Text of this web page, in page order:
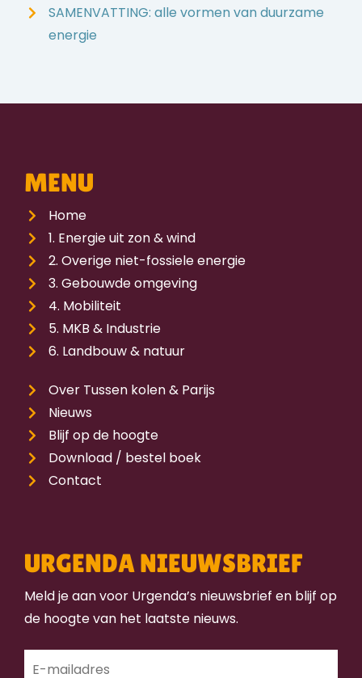
SAMENVATTING: alle vormen van duurzame
energie
MENU
Home
1. Energie uit zon & wind
2. Overige niet-fossiele energie
3. Gebouwde omgeving
4. Mobiliteit
5. MKB & Industrie
6. Landbouw & natuur
Over Tussen kolen & Parijs
Nieuws
Blijf op de hoogte
Download / bestel boek
Contact
URGENDA NIEUWSBRIEF
Meld je aan voor Urgenda’s nieuwsbrief en blijf op
de hoogte van het laatste nieuws.